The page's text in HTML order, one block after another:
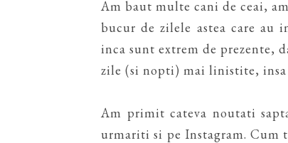
Am baut multe cani de ceai,
bucur de zilele astea care au
inca sunt extrem de prezente,
zile (si nopti) mai linistite, insa
Am primit cateva noutati
urmariti si pe Instagram. Cum